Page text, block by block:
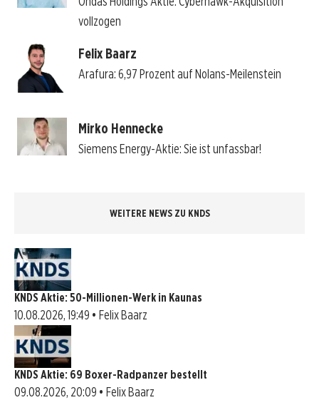
vollzogen
Felix Baarz
Arafura: 6,97 Prozent auf Nolans-Meilenstein
Mirko Hennecke
Siemens Energy-Aktie: Sie ist unfassbar!
WEITERE NEWS ZU KNDS
KNDS Aktie: 50-Millionen-Werk in Kaunas
10.08.2026, 19:49 • Felix Baarz
KNDS Aktie: 69 Boxer-Radpanzer bestellt
09.08.2026, 20:09 • Felix Baarz